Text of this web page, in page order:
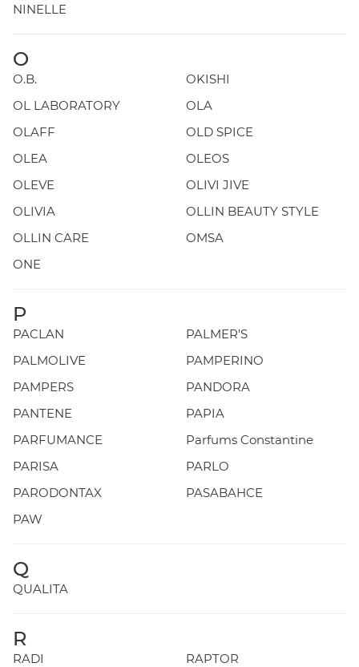
NINELLE
O
O.B.
OKISHI
OL LABORATORY
OLA
OLAFF
OLD SPICE
OLEA
OLEOS
OLEVE
OLIVI JIVE
OLIVIA
OLLIN BEAUTY STYLE
OLLIN CARE
OMSA
ONE
P
PACLAN
PALMER'S
PALMOLIVE
PAMPERINO
PAMPERS
PANDORA
PANTENE
PAPIA
PARFUMANCE
Parfums Constantine
PARISA
PARLO
PARODONTAX
PASABAHCE
PAW
Q
QUALITA
R
RADI
RAPTOR